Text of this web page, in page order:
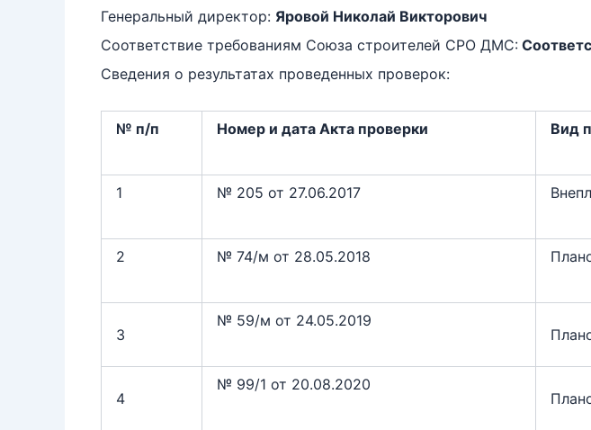
Генеральный директор: Яровой Николай Викторович
Соответствие требованиям Союза строителей СРО ДМС:
Сведения о результатах проведенных проверок:
№ п/п Номер и дата Акта проверки Вид
1 № 205 от 27.06.2017
2 № 74/м от 28.05.2018
3
№ 59/м от 24.05.2019
4
№ 99/1 от 20.08.2020